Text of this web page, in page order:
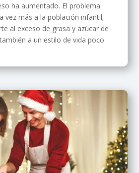
ha aumentado. El problema
vez más a la población infantil;
al exceso de grasa y azúcar de
a un estilo de vida poco